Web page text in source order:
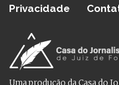
Privacidade
Uma produção da Casa do